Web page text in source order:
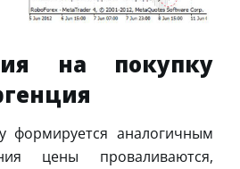
на покупку
формируется аналогичным
цены проваливаются,